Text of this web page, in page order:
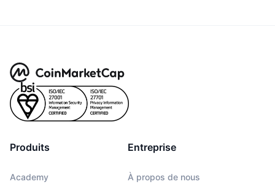
Produits
Academy
Entreprise
À propos de nous